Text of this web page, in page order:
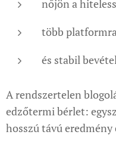
nőjön a
több
és stabil
A rendszertelen
edzőtermi bérlet:
hosszú távú eredmény